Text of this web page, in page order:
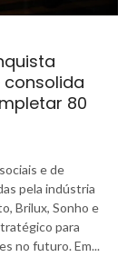
consolida
80
e de
pela indústria
Brilux, Sonho e
para
no futuro. Em...